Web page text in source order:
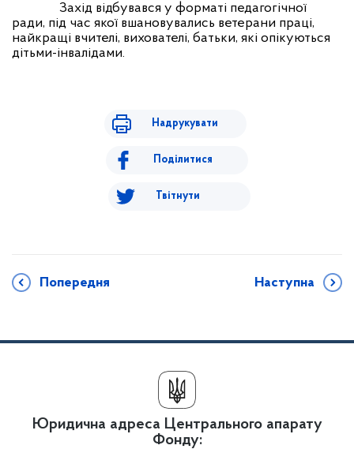
Захід відбувався у форматі педагогічної
ради, під час якої вшановувались ветерани праці,
найкращі вчителі, вихователі, батьки, які опікуються
дітьми-інвалідами.
Надрукувати
Поділитися
Твітнути
Попередня Наступна
Юридична адреса Центрального апарату
Фонду: